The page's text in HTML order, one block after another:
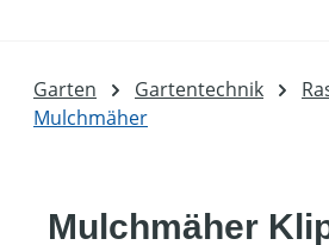
Garten Gartentechnik
Mulchmäher
Mulchmäher